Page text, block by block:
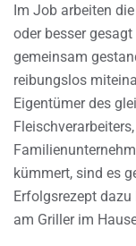
Im Job arbeiten
oder besser
gemeinsam
reibungslos
Eigentümer des
kümmert, sind es
Erfolgsrezept
am Griller im